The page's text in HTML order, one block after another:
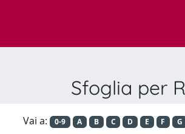
Sfoglia per
Vai a: 0-9 A B C D E F G